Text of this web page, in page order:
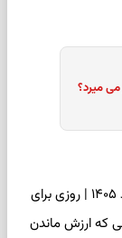
میرد؟
فال سرنوشت امروز شنبه ۱۷ مرداد ۱۴۰۵ | روزی برای
که ارزش ماندن